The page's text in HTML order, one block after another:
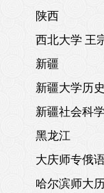
陕西
西北大学 王
新疆
新疆大学历
新疆社会科
黑龙江
大庆师专俄
哈尔滨师大